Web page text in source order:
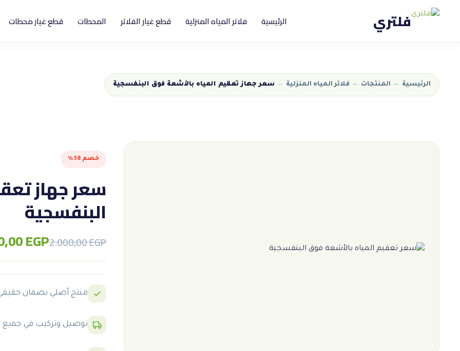
فلتري الرئيسية فلاتر المياه المنزلية قطع غيار الفلاتر المحطات قطع غيار محطات
الرئيسية ← المنتجات ← فلاتر المياه المنزلية ← سعر جهاز تعقيم المياه بالأشعة فوق البنفسجية
خصم 38%
سعر جهاز
البنفسجية
2.000,00EGP
Original
was:
2.000,00 EGP.
EGP
Current
is:
1.250,00 EGP.
منتج أصلي بضمان
توصيل وتركيب في جميع